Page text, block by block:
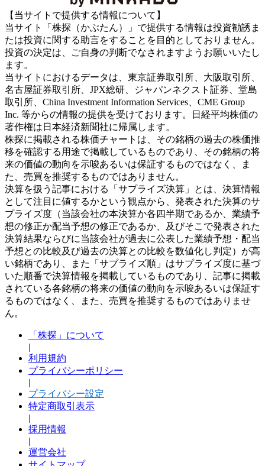
【当サイトで提供する情報について】
当サイト「株探（かぶたん）」で提供する情報は投資勧誘ま
たは投資に関する助言をすることを目的としておりません。
投資の決定は、ご自身の判断でなされますようお願いいたし
ます。
当サイトにおけるデータは、東京証券取引所、大阪取引所、
名古屋証券取引所、JPX総研、ジャパンネクスト証券、堂島
取引所、China Investment Information Services、CME Group
Inc. 等からの情報の提供を受けております。日経平均株価の
著作権は日本経済新聞社に帰属します。
株探に掲載される株価チャートは、その銘柄の過去の株価推
移を確認する用途で掲載しているものであり、その銘柄の将
来の価値の動向を示唆あるいは保証するものではなく、ま
た、売買を推奨するものではありません。
決算を扱う記事における「サプライズ決算」とは、決算情報
として注目に値するかという観点から、発表された決算のサ
プライズ度（当該会社の本決算か各四半期であるか、業績予
想の修正か配当予想の修正であるか、及びそこで発表された
決算結果ならびに当該会社が過去に公表した業績予想・配当
予想との比較及び過去の決算との比較を数値化し判定）が高
い銘柄であり、また「サプライズ順」はサプライズ度に基づ
いた順番で決算情報を掲載しているものであり、記事に掲載
されている各銘柄の将来の価値の動向を示唆あるいは保証す
るものではなく、また、売買を推奨するものではありませ
ん。
「株探」について
|
利用規約
プライバシーポリシー
|
プライバシー設定
特定商取引表示
|
採用情報
|
運営会社